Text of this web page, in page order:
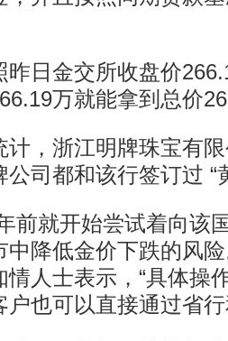
金交所收盘价
万就能拿到总价
浙江明牌珠宝有限
司都和该行签订过 “
就开始尝试着向该
中降低金价下跌的风
情人士表示，“具体操
户也可以直接通过省